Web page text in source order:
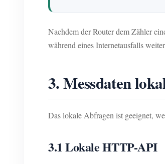
Nachdem der Router dem Zähler
während eines Internetausfalls
3. Messdaten
Das lokale Abfragen ist geeignet,
3.1 Lokale HTTP-API